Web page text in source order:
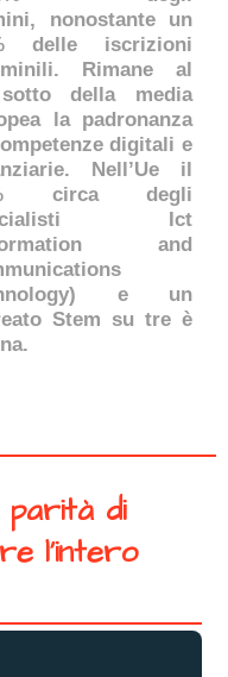
nonostante un
delle iscrizioni
Rimane al
della media
la padronanza
digitali e
Nell’Ue il
circa degli
Ict
and
e un
Stem su tre è
parità di
l’intero